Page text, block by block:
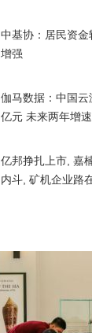
中基协：居民资
增强
伽马数据：中国
亿元 未来两年增
亿邦挣扎上市, 嘉
内斗, 矿机企业路